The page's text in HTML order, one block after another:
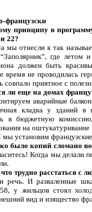
французски
принципу в
22?
мы отнесли к так
где летом
должен быть
время не проводилась
совпало приятное с
ли еще на домах
аварийные
кладка у зданий в
в бюджетную
на
мы установим
было копий сломано
Когда мы делали
трудно расстаться
И разваленные
у жильцов стоял
вид и изящество